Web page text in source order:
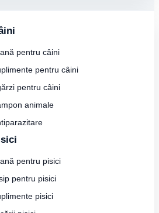
pentru câini
pentru câini
pentru câini
animale
pentru pisici
pentru pisici
pisici